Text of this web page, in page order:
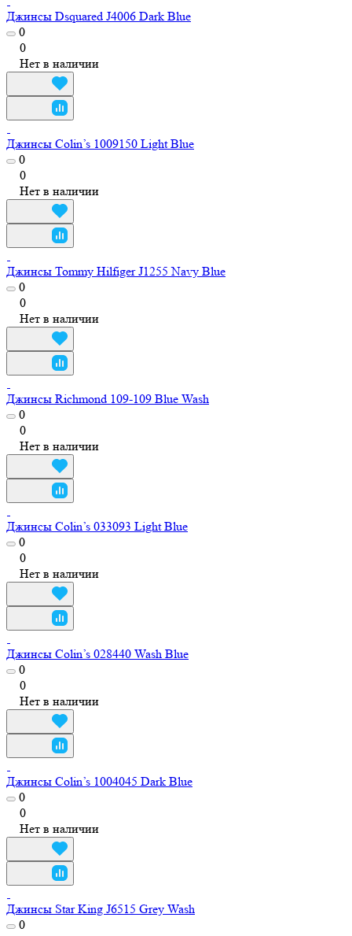
Джинсы Dsquared J4006 Dark Blue
0
0
Нет в наличии
Джинсы Colin’s 1009150 Light Blue
0
0
Нет в наличии
Джинсы Tommy Hilfiger J1255 Navy Blue
0
0
Нет в наличии
Джинсы Richmond 109-109 Blue Wash
0
0
Нет в наличии
Джинсы Colin’s 033093 Light Blue
0
0
Нет в наличии
Джинсы Colin’s 028440 Wash Blue
0
0
Нет в наличии
Джинсы Colin’s 1004045 Dark Blue
0
0
Нет в наличии
Джинсы Star King J6515 Grey Wash
0